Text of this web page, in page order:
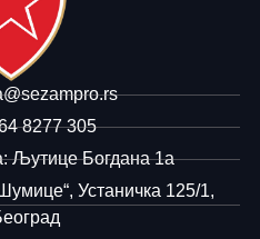
8277 305
Љутице Богдана 1а
Устаничка 125/1,